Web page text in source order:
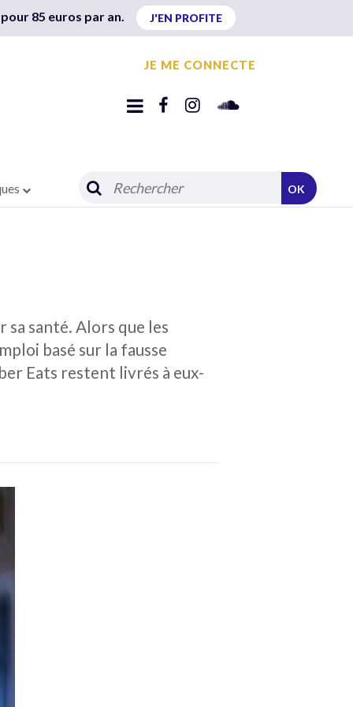
85 euros par an. J'EN PROFITE
JE ME CONNECTE
OK
santé. Alors que les
basé sur la fausse
Eats restent livrés à eux-